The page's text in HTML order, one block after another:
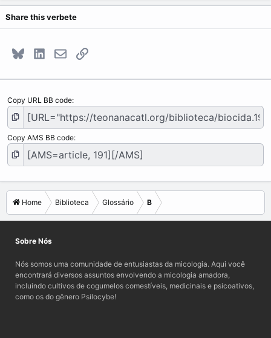
Share this verbete
Bluesky LinkedInE-mailLink
Copy URL BB code
Copy AMS BB code
Home Biblioteca Glossário B
Sobre Nós
Nós somos uma comunidade de entusiastas da micologia. Aqui você
encontrará diversos assuntos envolvendo a micologia amadora,
incluindo cultivos de cogumelos comestíveis, medicinais e psicoativos,
como os do gênero Psilocybe!